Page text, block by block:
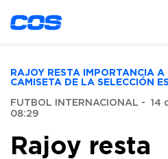
RAJOY RESTA IMPORTANCIA
CAMISETA DE LA SELECCIÓN
FUTBOL INTERNACIONAL - 14
08:29
Rajoy resta